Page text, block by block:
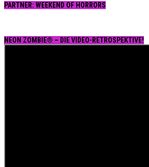
PARTNER: WEEKEND OF HORRORS
NEON ZOMBIE® – DIE VIDEO-RETROSPEKTIVE!